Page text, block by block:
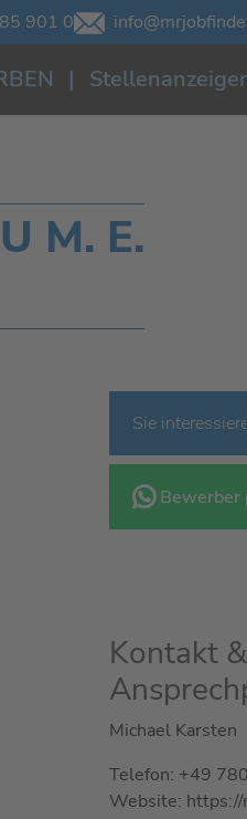
901 0
M. E.
Sie
Bewerber
Kontakt &
Michael Karsten
Telefon: +49
Website: